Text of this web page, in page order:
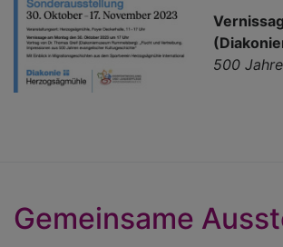
500
Gemeinsame